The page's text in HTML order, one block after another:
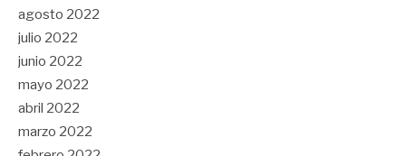
agosto 2022
julio 2022
junio 2022
mayo 2022
abril 2022
marzo 2022